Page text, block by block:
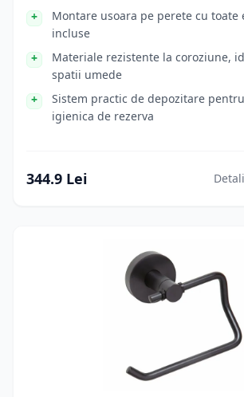
Montare usoara pe perete cu toate
incluse
Materiale rezistente la coroziune,
spatii umede
Sistem practic de depozitare
igienica de rezerva
344.9 Lei